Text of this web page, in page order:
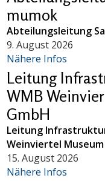
mumok
Abteilungsleitung
9. August 2026
Nähere Infos
Leitung
WMB
GmbH
Leitung
Weinviertel
15. August 2026
Nähere Infos